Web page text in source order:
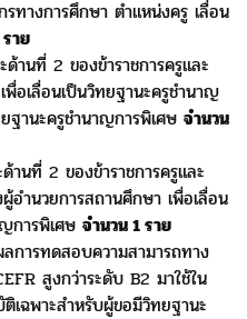
รทางการศึกษา ตำแหน่งครูเลื่อน
าย
านที่ 2 ของข้าราชการครูและ
อเลื่อนเป็นวิทยฐานะครูชำนาญ
ฐานะครูชำนาญการพิเศษจำนวน
านที่ 2 ของข้าราชการครูและ
อำนวยการสถานศึกษา เพื่อเลื่อน
ญการพิเศษจำนวน 1 ราย
ลการทดสอบความสามารถทาง
สูงกว่าระดับ B2 มาใช้ใน
เฉพาะสำหรับผู้ขอมีวิทยฐานะ